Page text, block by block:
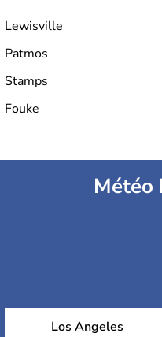
Lewisville
Patmos
Stamps
Fouke
Météo
Los Angeles